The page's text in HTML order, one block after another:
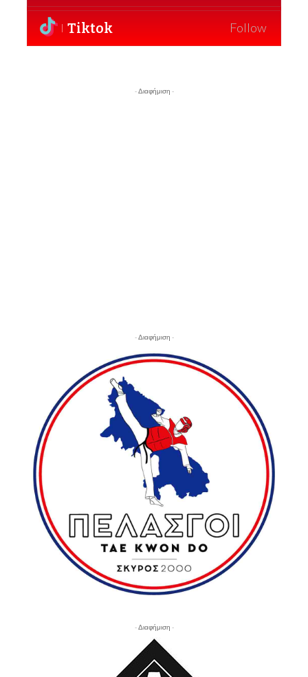
Tiktok Follow
- Διαφήμιση -
- Διαφήμιση -
- Διαφήμιση -